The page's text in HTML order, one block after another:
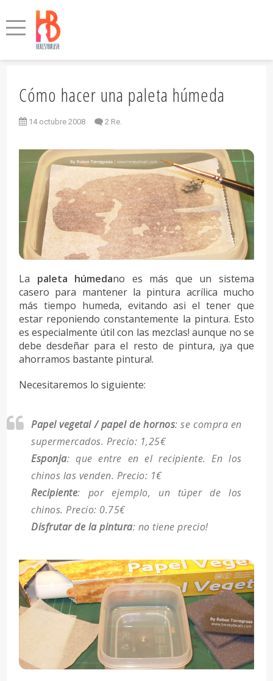
Cómo hacer una paleta húmeda
14 octubre 2008 2 Re.
La paleta húmedano es más que un sistema
casero para mantener la pintura acrílica mucho
más tiempo humeda, evitando asi el tener que
estar reponiendo constantemente la pintura. Esto
es especialmente útil con las mezclas! aunque no se
debe desdeñar para el resto de pintura, ¡ya que
ahorramos bastante pintura!.
Necesitaremos lo siguiente:
Papel vegetal / papel de hornos: se compra en
supermercados. Precio: 1,25€
Esponja: que entre en el recipiente. En los
chinos las venden. Precio: 1€
Recipiente: por ejemplo, un túper de los
chinos. Precio: 0.75€
Disfrutar de la pintura: no tiene precio!